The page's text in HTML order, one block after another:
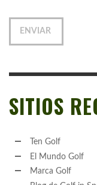
SITIOS
Ten Golf
El Mundo Golf
Marca Golf